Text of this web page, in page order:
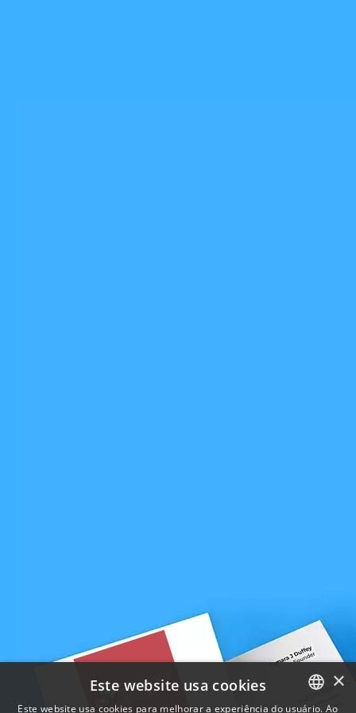
×
Este website usa cookies
Este website usa cookies para melhorar a experiência do usuário. Ao